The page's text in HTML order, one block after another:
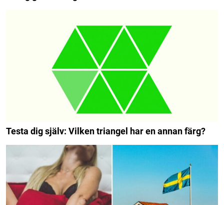
Testa dig själv: Vilken triangel har en annan färg?